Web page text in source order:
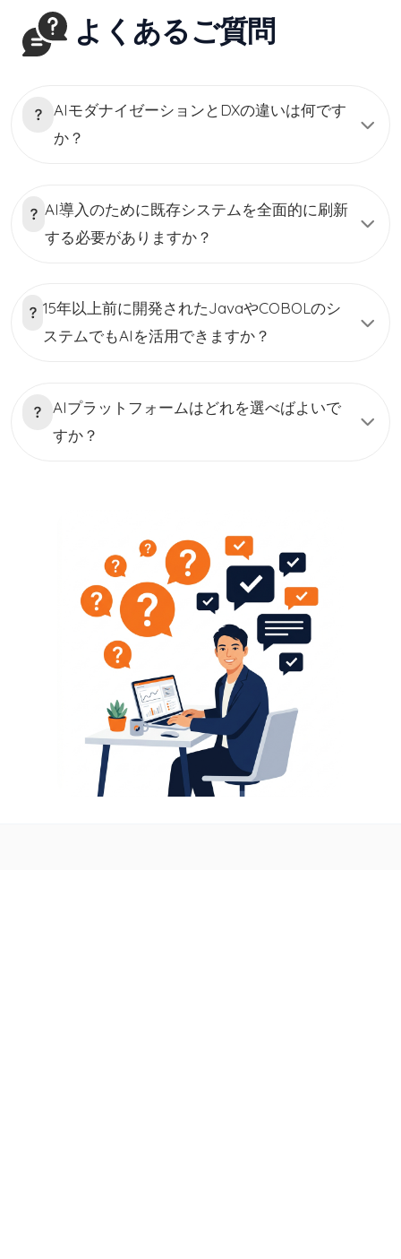
よくあるご質問
AIモダナイゼーションとDXの違いは何です
か？
AI導入のために既存システムを全面的に刷新
する必要がありますか？
15年以上前に開発されたJavaやCOBOLのシ
ステムでもAIを活用できますか？
AIプラットフォームはどれを選べばよいで
すか？